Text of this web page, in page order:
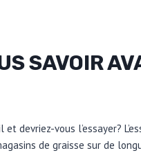
SAVOIR
devriez-vous l’essayer?
de graisse sur de